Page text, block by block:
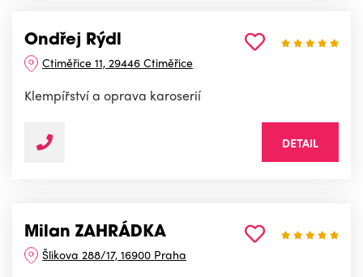
Ondřej Rýdl
Ctiměřice 11, 29446 Ctiměřice
Klempířství a oprava karoserií
DETAIL
Milan ZAHRÁDKA
Šlikova 288/17, 16900 Praha